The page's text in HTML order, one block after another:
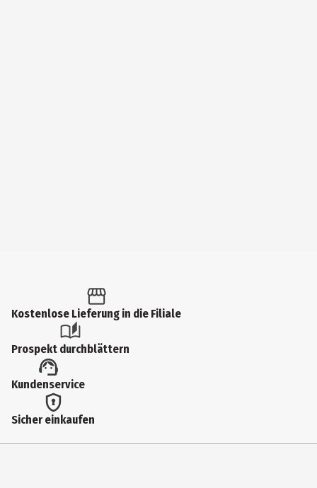
Kostenlose Lieferung in die Filiale
Prospekt durchblättern
Kundenservice
Sicher einkaufen